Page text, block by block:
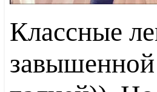
Классные
завышенной